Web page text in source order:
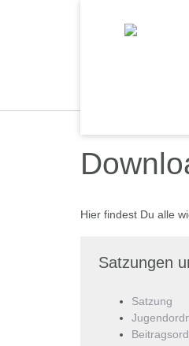
Hier findest Du alle
Satzungen
Satzung